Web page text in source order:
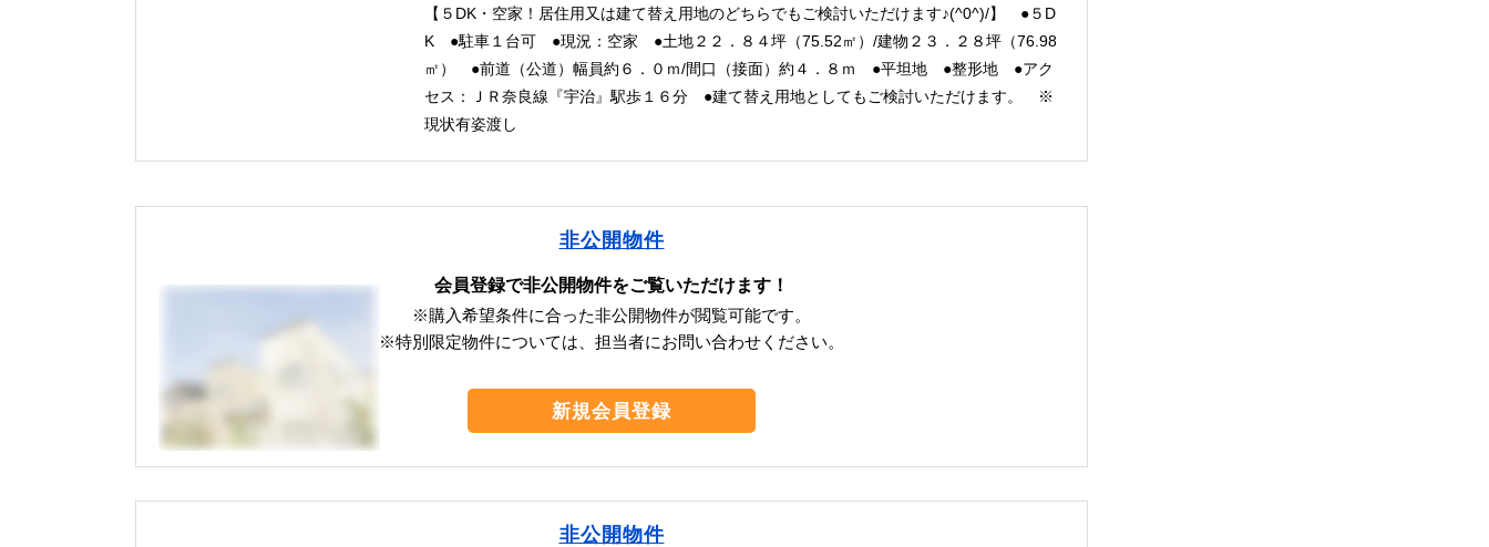
【５DK・空家！居住用又は建て替え用地のどちらでもご検討いただけます♪(^0^)/】 ●５D
K ●駐車１台可 ●現況：空家 ●土地２２．８４坪（75.52㎡）/建物２３．２８坪（76.98
㎡） ●前道（公道）幅員約６．０ｍ/間口（接面）約４．８ｍ ●平坦地 ●整形地 ●アク
セス：ＪＲ奈良線『宇治』駅歩１６分 ●建て替え用地としてもご検討いただけます。 ※
現状有姿渡し
非公開物件
会員登録で非公開物件をご覧いただけます！
※購入希望条件に合った非公開物件が閲覧可能です。
※特別限定物件については、担当者にお問い合わせください。
新規会員登録
非公開物件